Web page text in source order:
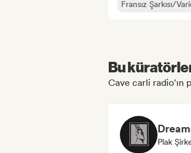
Fransız Şarkısı/
Bu
Cave carli
Plak